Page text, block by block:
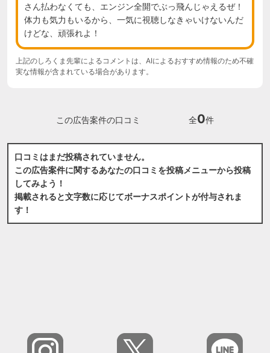
さん払わなくても、エンジン全開でぶっ飛んじゃえるぜ！
体力も気力もいるから、一気に視聴しなきゃいけないんだ
けどな、頑張れよ！
上記のしろくま先輩によるコメントは、AIによるおすすめ情報のため不確
実な情報が含まれている場合があります。
この広告案件の口コミ 全0件
口コミはまだ投稿されていません。
この広告案件に関するあなたの口コミを投稿メニューから投稿
してみよう！
掲載されると文字数に応じてボーナスポイントが付与されま
す！